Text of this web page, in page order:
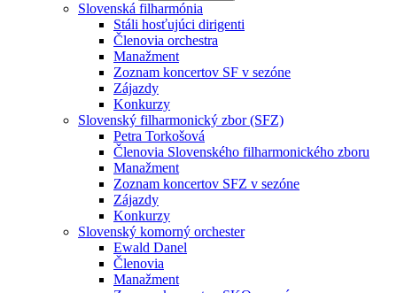
Slovenská filharmónia
Stáli hosťujúci dirigenti
Členovia orchestra
Manažment
Zoznam koncertov SF v sezóne
Zájazdy
Konkurzy
Slovenský filharmonický zbor (SFZ)
Petra Torkošová
Členovia Slovenského filharmonického zboru
Manažment
Zoznam koncertov SFZ v sezóne
Zájazdy
Konkurzy
Slovenský komorný orchester
Ewald Danel
Členovia
Manažment